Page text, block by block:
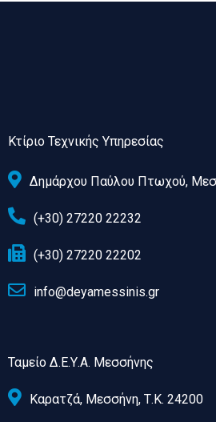
Κτίριο Τεχνικής Υπηρεσίας
Δημάρχου Παύλου Πτωχού,
(+30) 27220 22232
(+30) 27220 22202
info@deyamessinis.gr
Ταμείο Δ.Ε.Υ.Α. Μεσσήνης
Καρατζά, Μεσσήνη, Τ.Κ. 24200